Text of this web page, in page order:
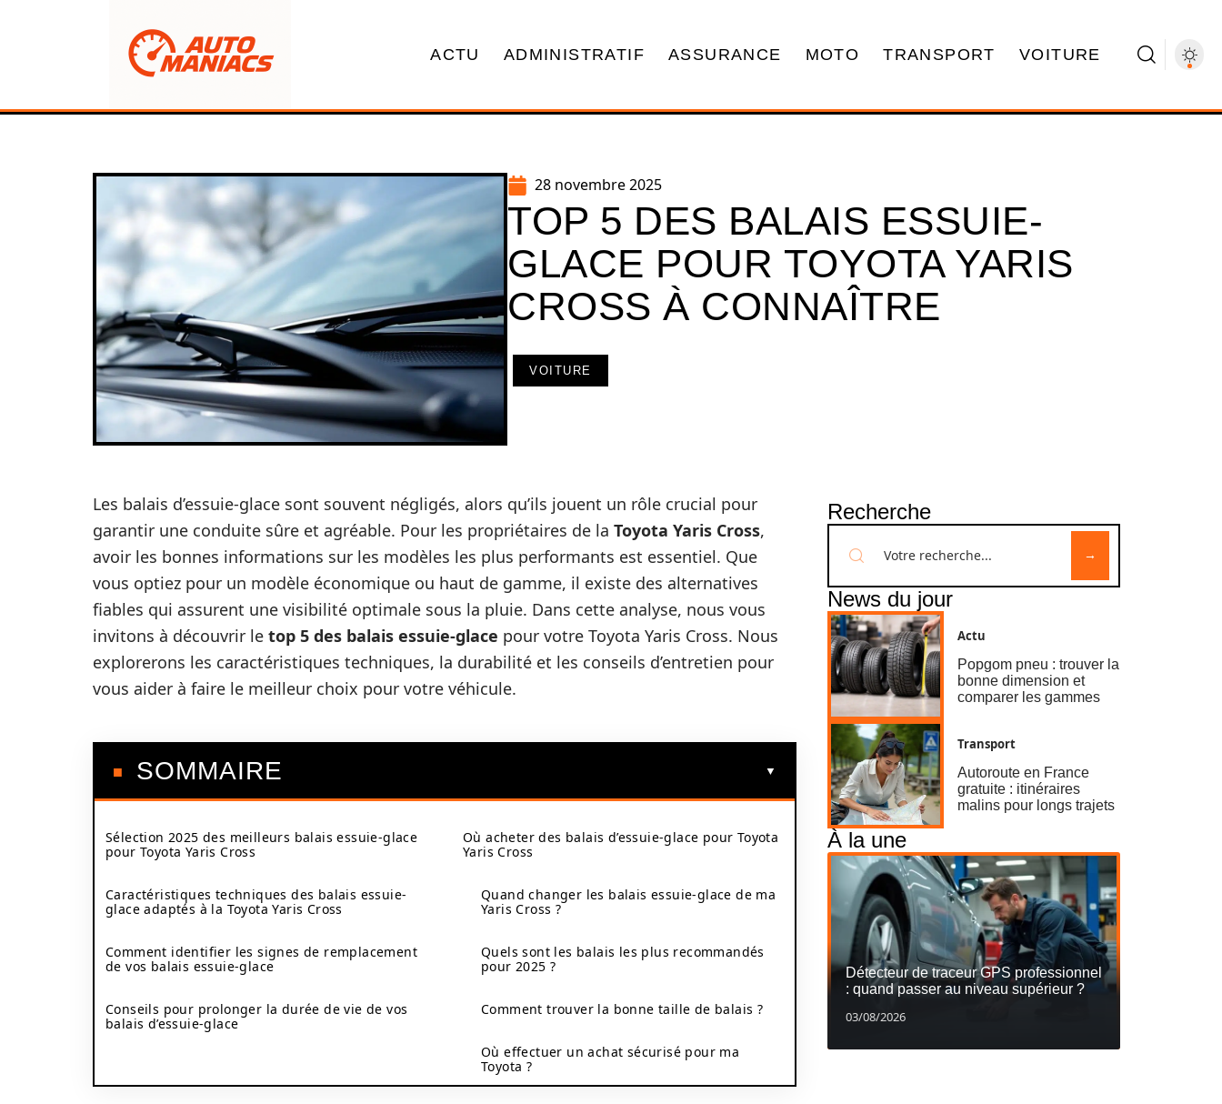
ACTU ADMINISTRATIF ASSURANCE MOTO TRANSPORT VOITURE
28 novembre 2025
TOP 5 DES BALAIS ESSUIE-
GLACE POUR TOYOTA YARIS
CROSS À CONNAÎTRE
VOITURE
Les balais d’essuie-glace sont souvent négligés, alors qu’ils jouent un rôle crucial pour
garantir une conduite sûre et agréable. Pour les propriétaires de la Toyota Yaris Cross,
avoir les bonnes informations sur les modèles les plus performants est essentiel. Que
vous optiez pour un modèle économique ou haut de gamme, il existe des alternatives
fiables qui assurent une visibilité optimale sous la pluie. Dans cette analyse, nous vous
invitons à découvrir le top 5 des balais essuie-glace pour votre Toyota Yaris Cross. Nous
explorerons les caractéristiques techniques, la durabilité et les conseils d’entretien pour
vous aider à faire le meilleur choix pour votre véhicule.
SOMMAIRE
Sélection 2025 des meilleurs balais essuie-glace
pour Toyota Yaris Cross
Caractéristiques techniques des balais essuie-
glace adaptés à la Toyota Yaris Cross
Comment identifier les signes de remplacement
de vos balais essuie-glace
Conseils pour prolonger la durée de vie de vos
balais d’essuie-glace
Où acheter des balais d’essuie-glace pour Toyota
Yaris Cross
Quand changer les balais essuie-glace de ma
Yaris Cross ?
Quels sont les balais les plus recommandés
pour 2025 ?
Comment trouver la bonne taille de balais ?
Où effectuer un achat sécurisé pour ma
Toyota ?
Recherche
News du jour
Actu
Popgom pneu : trouver la
bonne dimension et
comparer les gammes
Transport
Autoroute en France
gratuite : itinéraires
malins pour longs trajets
À la une
Détecteur de traceur GPS professionnel
: quand passer au niveau supérieur ?
03/08/2026